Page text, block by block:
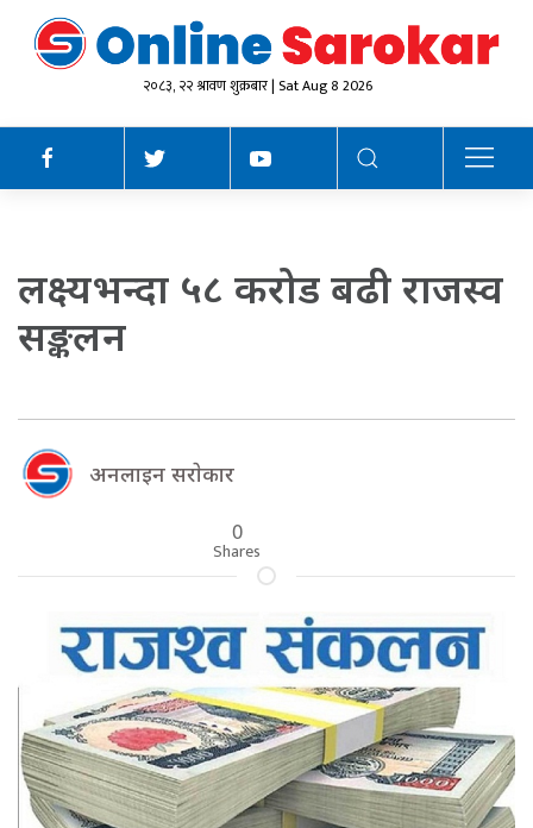
२०८३, २२ श्रावण शुक्रबार | Sat Aug 8 2026
लक्ष्यभन्दा ५८ करोड बढी राजस्व
सङ्कलन
अनलाइन सराेकार
0
Shares